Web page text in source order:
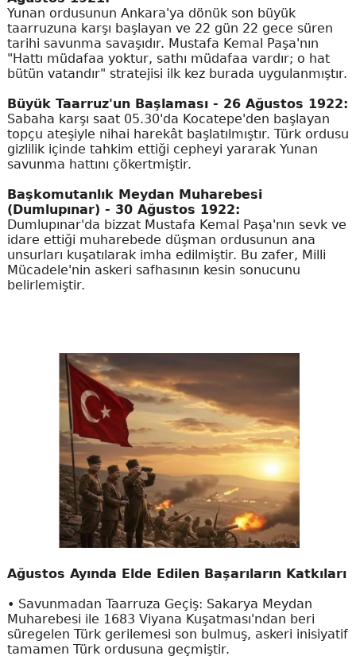
Yunan ordusunun Ankara'ya dönük son büyük
taarruzuna karşı başlayan ve 22 gün 22 gece süren
tarihi savunma savaşıdır. Mustafa Kemal Paşa'nın
"Hattı müdafaa yoktur, sathı müdafaa vardır; o hat
bütün vatandır" stratejisi ilk kez burada uygulanmıştır.
Büyük Taarruz'un Başlaması - 26 Ağustos 1922:
Sabaha karşı saat 05.30'da Kocatepe'den başlayan
topçu ateşiyle nihai harekât başlatılmıştır. Türk ordusu
gizlilik içinde tahkim ettiği cepheyi yararak Yunan
savunma hattını çökertmiştir.
Başkomutanlık Meydan Muharebesi
(Dumlupınar) - 30 Ağustos 1922:
Dumlupınar'da bizzat Mustafa Kemal Paşa'nın sevk ve
idare ettiği muharebede düşman ordusunun ana
unsurları kuşatılarak imha edilmiştir. Bu zafer, Milli
Mücadele'nin askeri safhasının kesin sonucunu
belirlemiştir.
Ağustos Ayında Elde Edilen Başarıların Katkıları
• Savunmadan Taarruza Geçiş: Sakarya Meydan
Muharebesi ile 1683 Viyana Kuşatması'ndan beri
süregelen Türk gerilemesi son bulmuş, askeri inisiyatif
tamamen Türk ordusuna geçmiştir.